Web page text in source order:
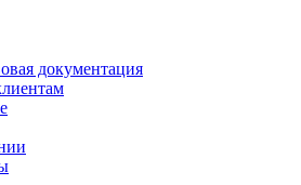
документация